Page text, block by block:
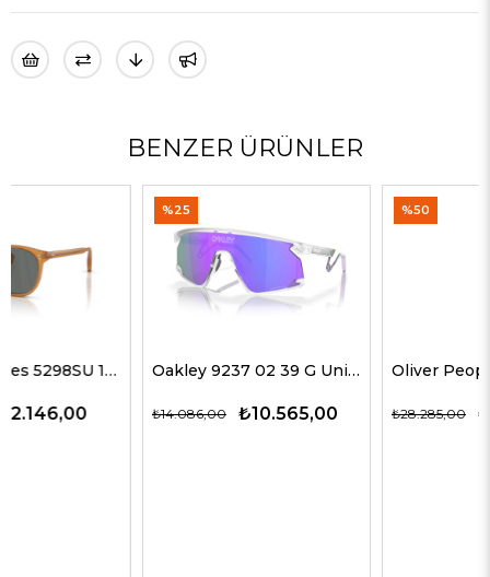
BENZER ÜRÜNLER
Oakley 9237 02 39 G Unisex Güneş Gözlükleri
₺10.565,00
₺14.086,00
Oliver Peoples 5514SU 1678C5 51 G Unisex Güneş Gözlükleri
₺14.143,00
₺28.285,00